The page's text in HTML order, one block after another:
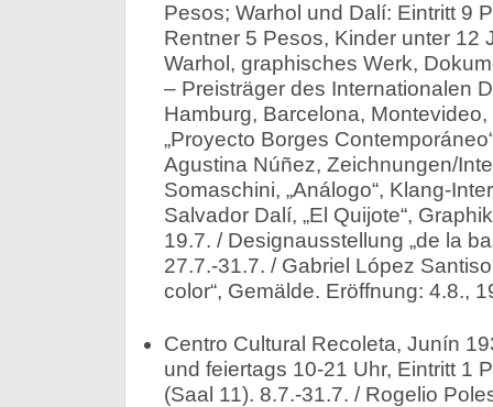
Pesos; Warhol und Dalí: Eintritt 9
Rentner 5 Pesos, Kinder unter 12
Warhol, graphisches Werk,
– Preisträger des Internationalen
Hamburg, Barcelona,
„Proyecto Borges
Agustina Núñez, Zeichnungen/
Somaschini, „Análogo“, Klang-
Salvador Dalí, „El Quijote“,
19.7. / Designausstellung „de la
27.7.-31.7. / Gabriel López
color“, Gemälde. Eröffnung: 4.8.,
Centro Cultural Recoleta, Junín
und feiertags 10-21 Uhr, Eintritt 1
(Saal 11). 8.7.-31.7. / Rogelio